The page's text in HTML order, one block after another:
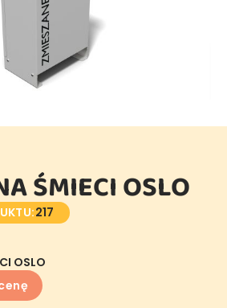
ŚMIECI OSLO
217
OSLO